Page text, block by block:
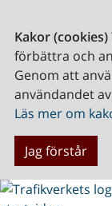
Kakor (cookies)
förbättra och
Genom att
användandet
Läs mer om
Jag förstår